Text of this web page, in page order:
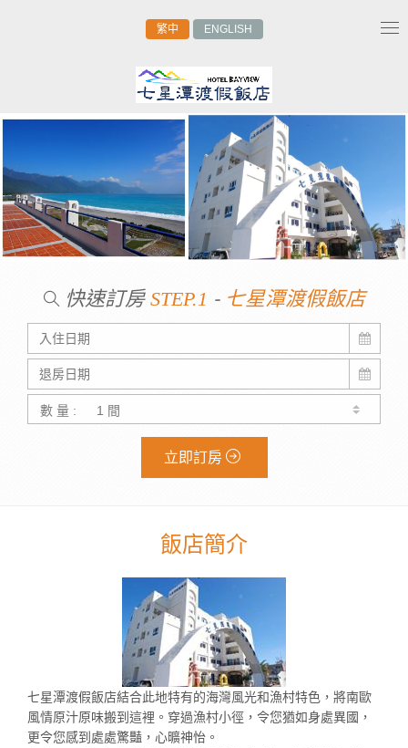
繁中 ENGLISH
快速訂房 STEP.1 - 七星潭渡假飯店
數 量 :
立即訂房
飯店簡介
七星潭渡假飯店結合此地特有的海灣風光和漁村特色，將南歐
風情原汁原味搬到這裡。穿過漁村小徑，令您猶如身處異國，
更令您感到處處驚豔，心曠神怡。